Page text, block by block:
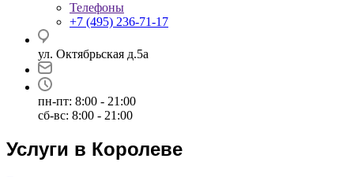
Телефоны
+7 (495) 236-71-17
ул. Октябрьская д.5а
пн-пт: 8:00 - 21:00
сб-вс: 8:00 - 21:00
Услуги в Королеве